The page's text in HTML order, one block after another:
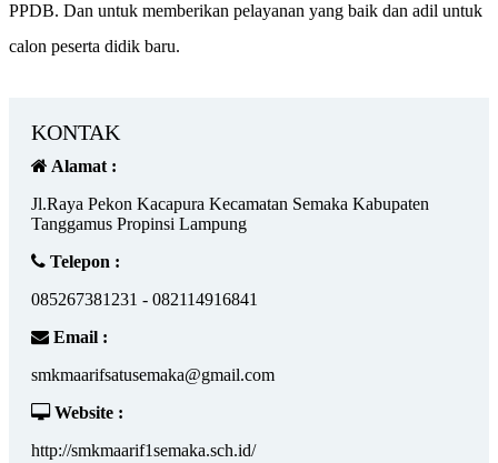
PPDB. Dan untuk memberikan pelayanan yang baik dan adil untuk
calon peserta didik baru.
KONTAK
Alamat :
Jl.Raya Pekon Kacapura Kecamatan Semaka Kabupaten
Tanggamus Propinsi Lampung
Telepon :
085267381231 - 082114916841
Email :
smkmaarifsatusemaka@gmail.com
Website :
http://smkmaarif1semaka.sch.id/